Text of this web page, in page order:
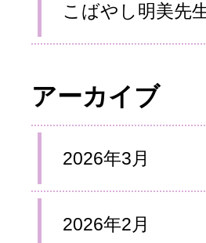
こばやし明美先
アーカイブ
2026年3月
2026年2月